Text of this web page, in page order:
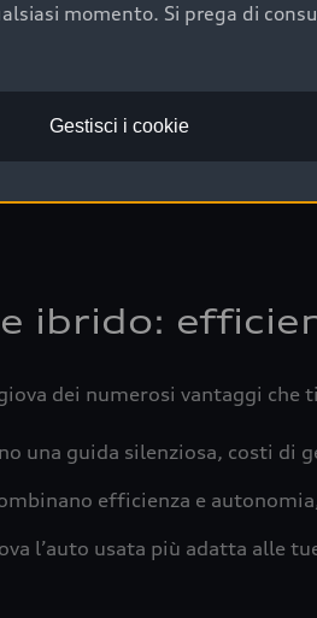
interni: una buona
trasmissione e componenti
ufficiale Audi
approfonditi e coperto da
ibrido:
dei numerosi vantaggi che
una guida silenziosa, costi di
efficienza e
l’auto usata più adatta alle
momento. Si prega di
Gestisci i cookie